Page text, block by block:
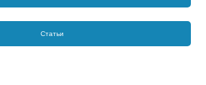
Статьи